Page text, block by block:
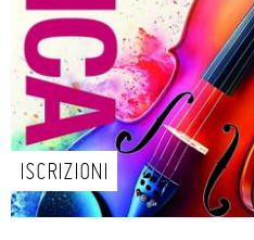
ISCRIZIONI